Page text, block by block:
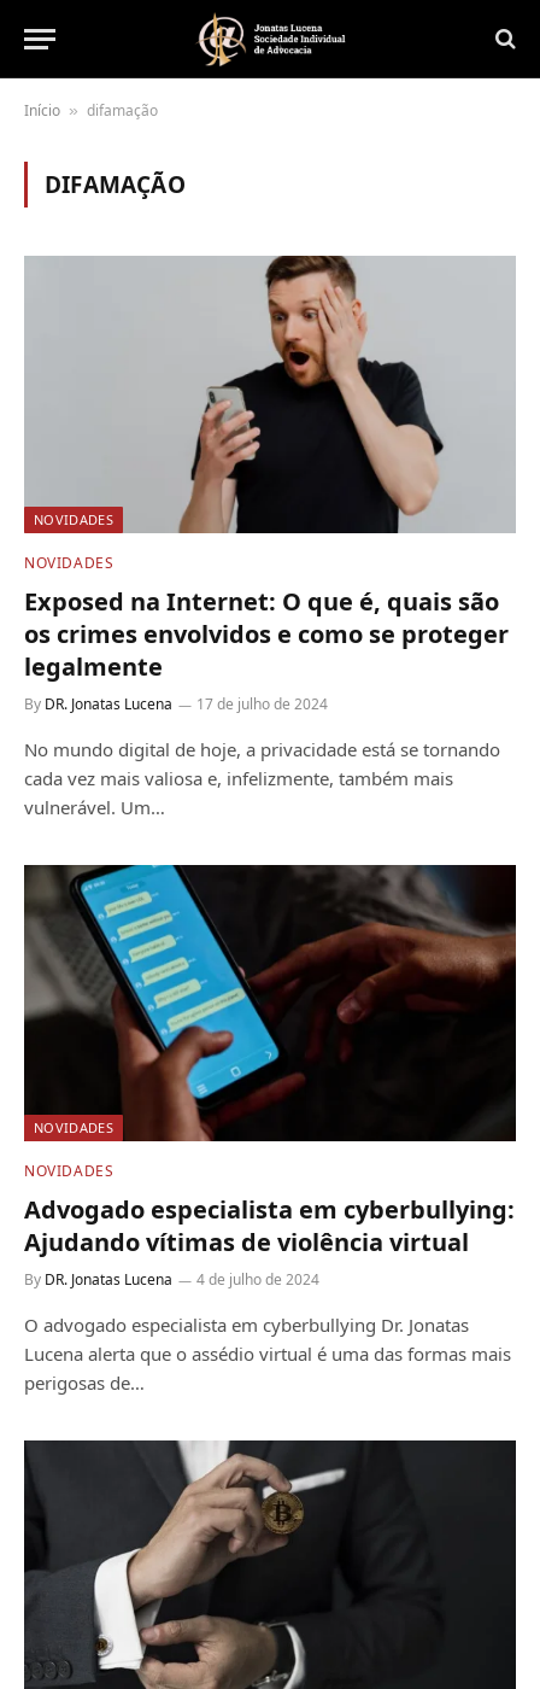
Início » difamação
DIFAMAÇÃO
NOVIDADES
NOVIDADES
Exposed na Internet: O que é, quais são
os crimes envolvidos e como se proteger
legalmente
By DR. Jonatas Lucena 17 de julho de 2024
No mundo digital de hoje, a privacidade está se tornando
cada vez mais valiosa e, infelizmente, também mais
vulnerável. Um…
NOVIDADES
NOVIDADES
Advogado especialista em cyberbullying:
Ajudando vítimas de violência virtual
By DR. Jonatas Lucena 4 de julho de 2024
O advogado especialista em cyberbullying Dr. Jonatas
Lucena alerta que o assédio virtual é uma das formas mais
perigosas de…